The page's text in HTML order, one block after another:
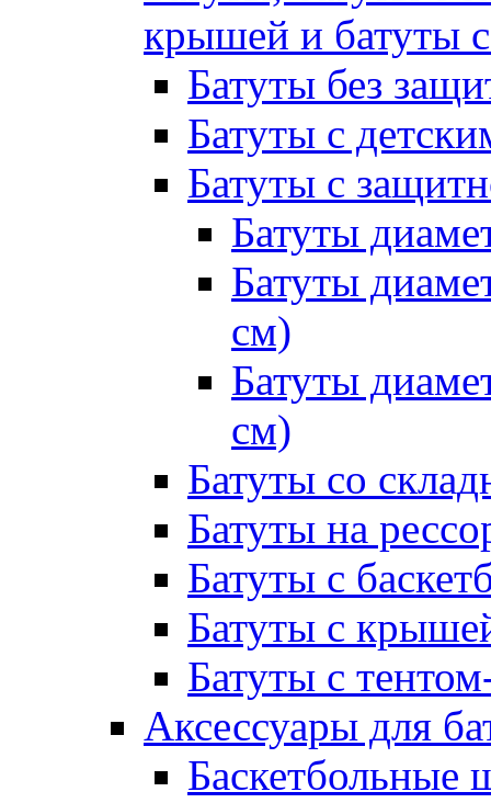
крышей и батуты
Батуты без
Батуты с
Батуты с
Батуты
Батуты
см)
Батуты
см)
Батуты со
Батуты на
Батуты с
Батуты с
Батуты с
Аксессуары для
Баскетбольные